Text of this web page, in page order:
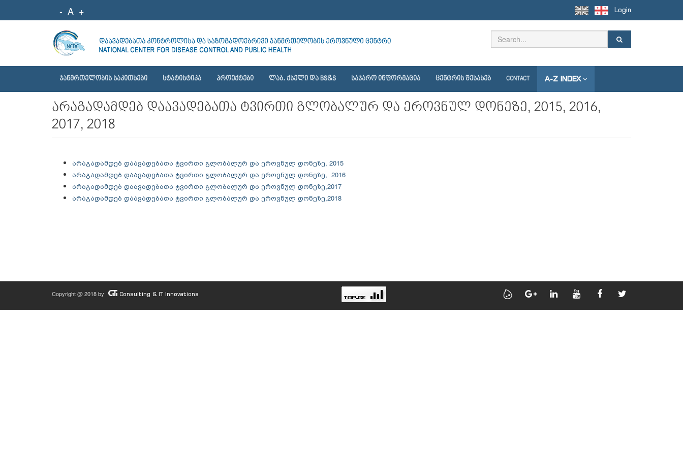
- A + Login
ᲯᲐᲜᲛᲠᲗᲔᲚᲝᲑᲘᲡ ᲡᲐᲙᲘᲗᲮᲔᲑᲘ ᲡᲢᲐᲢᲘᲡᲢᲘᲙᲐ ᲞᲠᲝᲔᲥᲢᲔᲑᲘ ᲚᲐᲑ. ᲥᲡᲔᲚᲘ ᲓᲐ BS&S ᲡᲐᲯᲐᲠᲝ ᲘᲜᲤᲝᲠᲛᲐᲪᲘᲐ ᲪᲔᲜᲢᲠᲘᲡ ᲨᲔᲡᲐᲮᲔᲑ CONTACT A-Z INDEX
არაგადამდებ დაავადებათა ტვირთი გლობალურ და ეროვნულ დონეზე, 2015, 2016,
2017, 2018
არაგადამდებ დაავადებათა ტვირთი გლობალურ და ეროვნულ დონეზე, 2015
არაგადამდებ დაავადებათა ტვირთი გლობალურ და ეროვნულ დონეზე, 2016
არაგადამდებ დაავადებათა ტვირთი გლობალურ და ეროვნულ დონეზე,2017
არაგადამდებ დაავადებათა ტვირთი გლობალურ და ეროვნულ დონეზე,2018
Copyright @ 2018 by Consulting & IT Innovations